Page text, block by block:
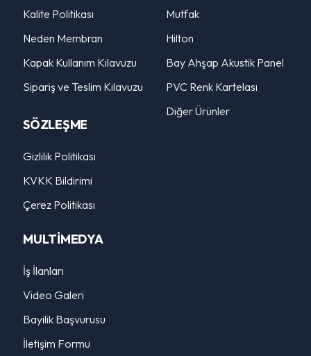
Kalite Politikası
Neden Membran
Kapak Kullanım Kılavuzu
Sipariş ve Teslim Kılavuzu
SÖZLEŞME
Gizlilik Politikası
KVKK Bildirimi
Çerez Politikası
Mutfak
Hilton
Bay Ahşap Akustik Panel
PVC Renk Kartelası
Diğer Ürünler
MULTİMEDYA
İş İlanları
Video Galeri
Bayilik Başvurusu
İletişim Formu